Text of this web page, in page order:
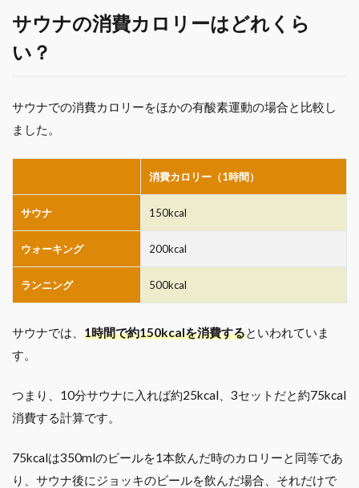
サウナの消費カロリーはどれくら
い？
サウナでの消費カロリーをほかの有酸素運動の場合と比較し
ました。
消費カロリー（1時間）
サウナ 150kcal
ウォーキング 200kcal
ランニング 500kcal
サウナでは、 1時間で約150kcalを消費するといわれていま
す。
つまり、10分サウナに入れば約25kcal、3セットだと約75kcal
消費する計算です。
75kcalは350mlのビールを1本飲んだ時のカロリーと同等であ
り、サウナ後にジョッキのビールを飲んだ場合、それだけで